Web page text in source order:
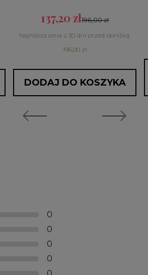
137,20 zł196,00 zł
Najniższa cena z 30 dni przed obniżką:
196,00 zł
DODAJ DO KOSZYKA
0
0
0
0
0